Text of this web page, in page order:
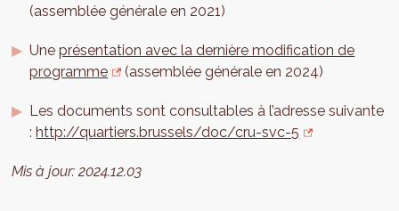
(assemblée générale en 2021)
Uneprésentation avec la dernière modification de
programme
(assemblée générale en 2024)
Les documents sont consultables à l’adresse suivante
: http://quartiers.brussels/doc/cru-svc-5
Mis à jour:2024.12.03